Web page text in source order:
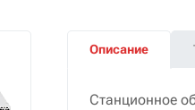
Описание
Станционное